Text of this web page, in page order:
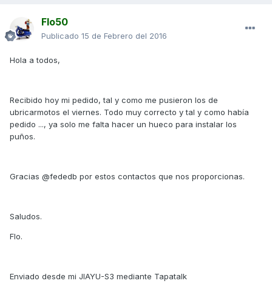
Flo50
Publicado 15 de Febrero del 2016
Hola a todos,
Recibido hoy mi pedido, tal y como me pusieron los de
ubricarmotos el viernes. Todo muy correcto y tal y como había
pedido ..., ya solo me falta hacer un hueco para instalar los
puños.
Gracias @fededb por estos contactos que nos proporcionas.
Saludos.
Flo.
Enviado desde mi JIAYU-S3 mediante Tapatalk